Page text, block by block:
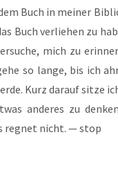
Buch in mei­ner
Buch ver­lie­hen zu
mich zu
so lan­ge, bis ich
Kurz dar­auf sit­ze
ande­res zu
reg­net nicht. — stop